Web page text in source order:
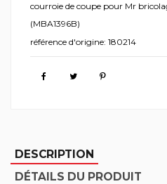
courroie de coupe pour Mr
(MBA1396B)
référence d'origine: 180214
DESCRIPTION
DÉTAILS DU PRODUIT